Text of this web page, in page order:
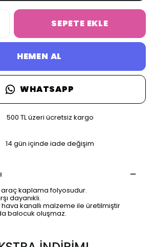
SEPETE EKLE
HEMEN AL
WHATSAPP
500 TL üzeri ücretsiz kargo
14 gün içinde iade değişim
araç kaplama folyosudur.
dayanıklı.
kanallı malzeme ile üretilmiştir
balocuk oluşmaz.